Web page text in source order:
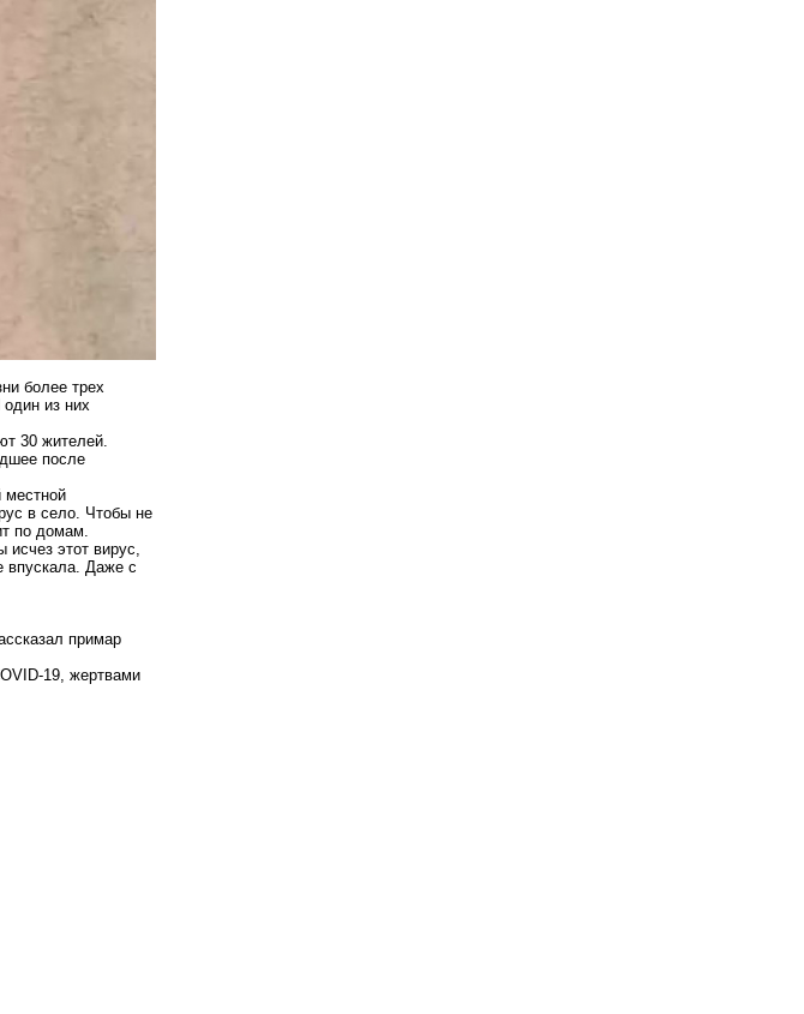
более трех
из них
30 жителей.
после
местной
в село. Чтобы не
по домам.
этот вирус,
впускала. Даже с
примар
19, жертвами